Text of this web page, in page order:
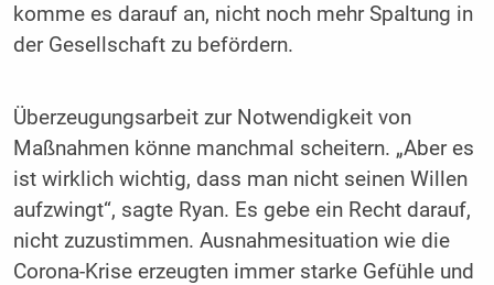
komme es darauf an, nicht noch mehr Spaltung in
der Gesellschaft zu befördern.
Überzeugungsarbeit zur Notwendigkeit von
Maßnahmen könne manchmal scheitern. „Aber es
ist wirklich wichtig, dass man nicht seinen Willen
aufzwingt“, sagte Ryan. Es gebe ein Recht darauf,
nicht zuzustimmen. Ausnahmesituation wie die
Corona-Krise erzeugten immer starke Gefühle und